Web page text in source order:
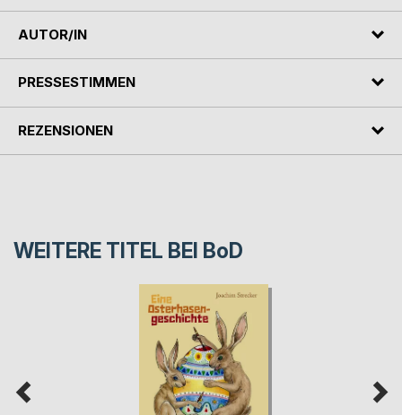
AUTOR/IN
PRESSESTIMMEN
REZENSIONEN
WEITERE TITEL BEI BoD